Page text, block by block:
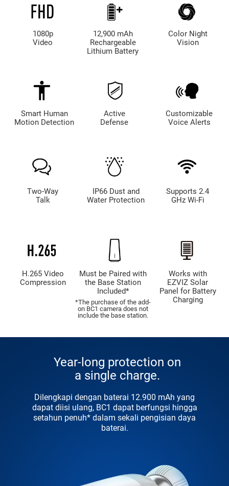
1080p
Video
12,900 mAh
Rechargeable
Lithium Battery
Color Night
Vision
Smart Human
Motion Detection
Active
Defense
Customizable
Voice Alerts
Two-Way
Talk
IP66 Dust and
Water Protection
Supports 2.4
GHz Wi-Fi
H.265 Video
Compression
Must be Paired with
the Base Station
Included*
Works with
EZVIZ Solar
Panel for Battery
Charging
*The purchase of the add-
on BC1 camera does not
include the base station.
Year-long protection on
a single charge.
Dilengkapi dengan baterai 12.900 mAh yang
dapat diisi ulang, BC1 dapat berfungsi hingga
setahun penuh* dalam sekali pengisian daya
baterai.